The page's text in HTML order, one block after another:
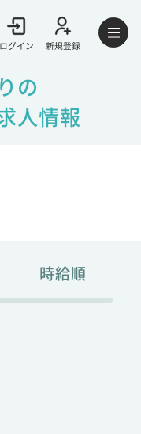
ログイン 新規登録
の
人情報
時給順